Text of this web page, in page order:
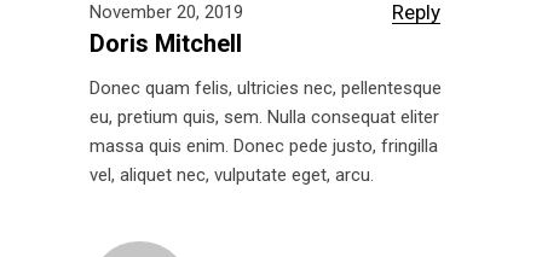
November 20, 2019 Reply
Doris Mitchell
Donec quam felis, ultricies nec, pellentesque
eu, pretium quis, sem. Nulla consequat eliter
massa quis enim. Donec pede justo, fringilla
vel, aliquet nec, vulputate eget, arcu.